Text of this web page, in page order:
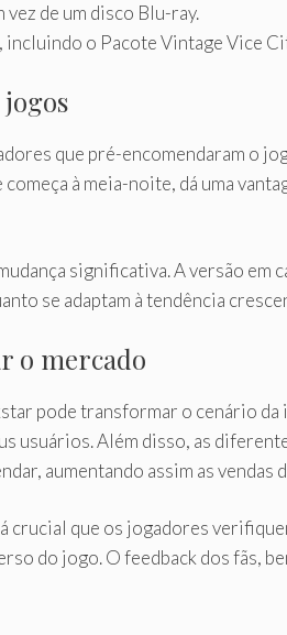
de um disco Blu-ray.
incluindo o Pacote Vintage Vice
que pré-encomendaram
à meia-noite, dá uma
significativa. A versão
se adaptam à tendência
o mercado
pode transformar o cenário
usuários. Além disso, as
aumentando assim as vendas
crucial que os jogadores
do jogo. O feedback dos fãs,